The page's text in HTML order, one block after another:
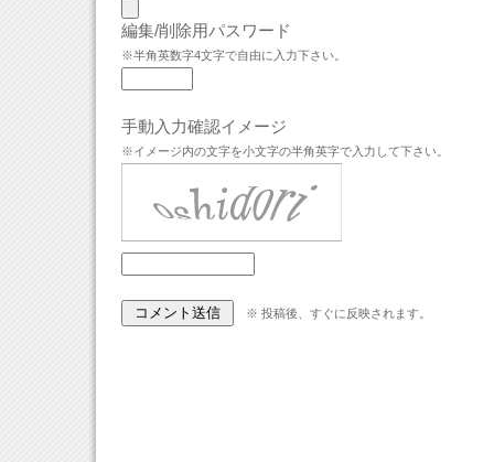
編集/削除用パスワード
※半角英数字4文字で自由に入力下さい。
手動入力確認イメージ
※イメージ内の文字を小文字の半角英字で入力して下さい。
※ 投稿後、すぐに反映されます。